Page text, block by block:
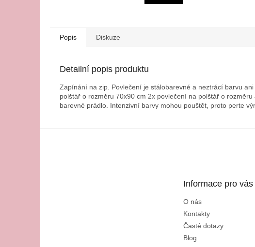
Popis Diskuze
Detailní popis produktu
Zapínání na zip. Povlečení je stálobarevné a neztrácí barvu
polštář o rozměru 70x90 cm 2x povlečení na polštář o
barevné prádlo. Intenzivní barvy mohou pouštět, proto perte
Informace pro vás
O nás
Kontakty
Časté dotazy
Blog